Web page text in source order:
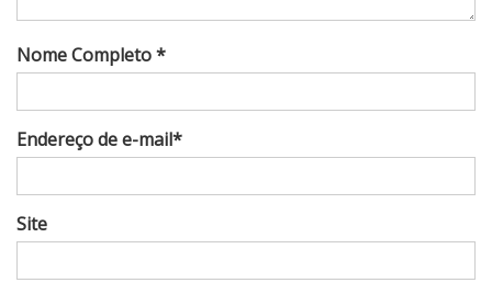
Nome Completo *
Endereço de e-mail*
Site